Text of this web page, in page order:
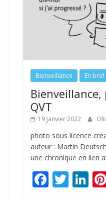
Bienveillance En bref
QVT
19 janvier 2022
photo sous licence
auteur : Martin
une chronique en lien
F T Li